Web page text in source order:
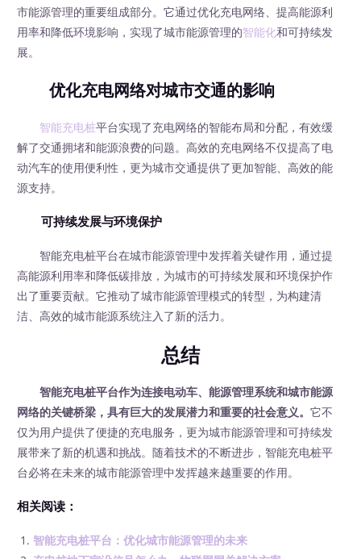
市能源管理的重要组成部分。它通过优化充电网络、提高能源利
用率和降低环境影响，实现了城市能源管理的智能化和可持续发
展。
优化充电网络对城市交通的影响
智能充电桩平台实现了充电网络的智能布局和分配，有效缓
解了交通拥堵和能源浪费的问题。高效的充电网络不仅提高了电
动汽车的使用便利性，更为城市交通提供了更加智能、高效的能
源支持。
可持续发展与环境保护
智能充电桩平台在城市能源管理中发挥着关键作用，通过提
高能源利用率和降低碳排放，为城市的可持续发展和环境保护作
出了重要贡献。它推动了城市能源管理模式的转型，为构建清
洁、高效的城市能源系统注入了新的活力。
总结
智能充电桩平台作为连接电动车、能源管理系统和城市能源
网络的关键桥梁，具有巨大的发展潜力和重要的社会意义。它不
仅为用户提供了便捷的充电服务，更为城市能源管理和可持续发
展带来了新的机遇和挑战。随着技术的不断进步，智能充电桩平
台必将在未来的城市能源管理中发挥越来越重要的作用。
相关阅读：
智能充电桩平台：优化城市能源管理的未来